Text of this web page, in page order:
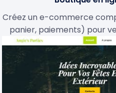
Créez un e-commerce
panier, paiements) pour